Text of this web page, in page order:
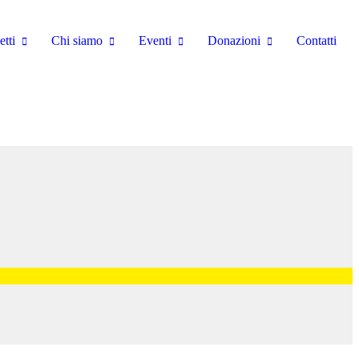
Chi siamo Eventi Donazioni Contatti